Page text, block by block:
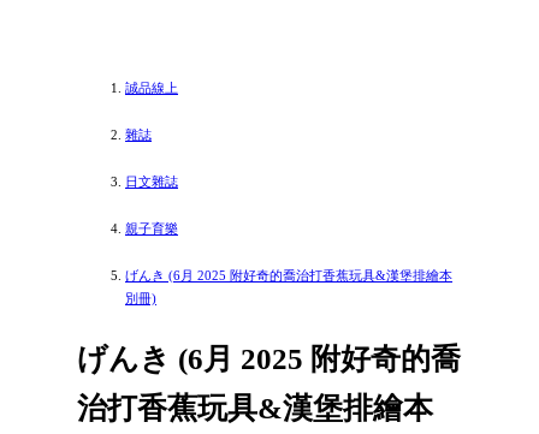
誠品線上
雜誌
日文雜誌
親子育樂
げんき (6月 2025 附好奇的喬治打香蕉玩具&漢堡排繪本
別冊)
げんき (6月 2025 附好奇的喬
治打香蕉玩具&漢堡排繪本